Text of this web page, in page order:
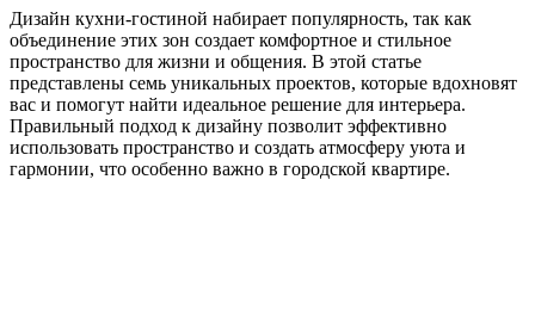
Дизайн кухни-гостиной набирает популярность, так как
объединение этих зон создает комфортное и стильное
пространство для жизни и общения. В этой статье
представлены семь уникальных проектов, которые вдохновят
вас и помогут найти идеальное решение для интерьера.
Правильный подход к дизайну позволит эффективно
использовать пространство и создать атмосферу уюта и
гармонии, что особенно важно в городской квартире.